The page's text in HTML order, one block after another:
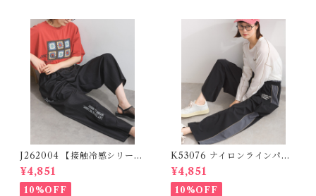
J262004 【接触冷感シリー
ズ】 ツイルワーク風ロゴパン
ツ / Cool Touch Twill Work
Logo Pants (残りわずか)
¥4,851
10%OFF
K53076 ナイロンラインパン
ツ / Nylon Line Pants (残り
わずか)
¥4,851
10%OFF